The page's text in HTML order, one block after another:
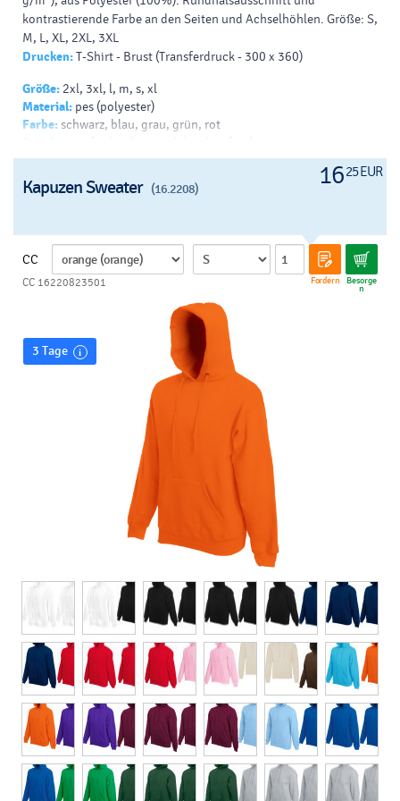
kontrastierende Farbe an den Seiten und Achselhöhlen. Größe: S,
M, L, XL, 2XL, 3XL
Drucken:T-Shirt - Brust (Transferdruck - 300 x 360)
Größe: 2xl, 3xl, l, m, s, xl
Material: pes (polyester)
Farbe: schwarz, blau, grau, grün, rot
1625 EUR
Kapuzen Sweater (16.2208)
CC
Fordern Besorge
n
CC 16220823501
3 Tage